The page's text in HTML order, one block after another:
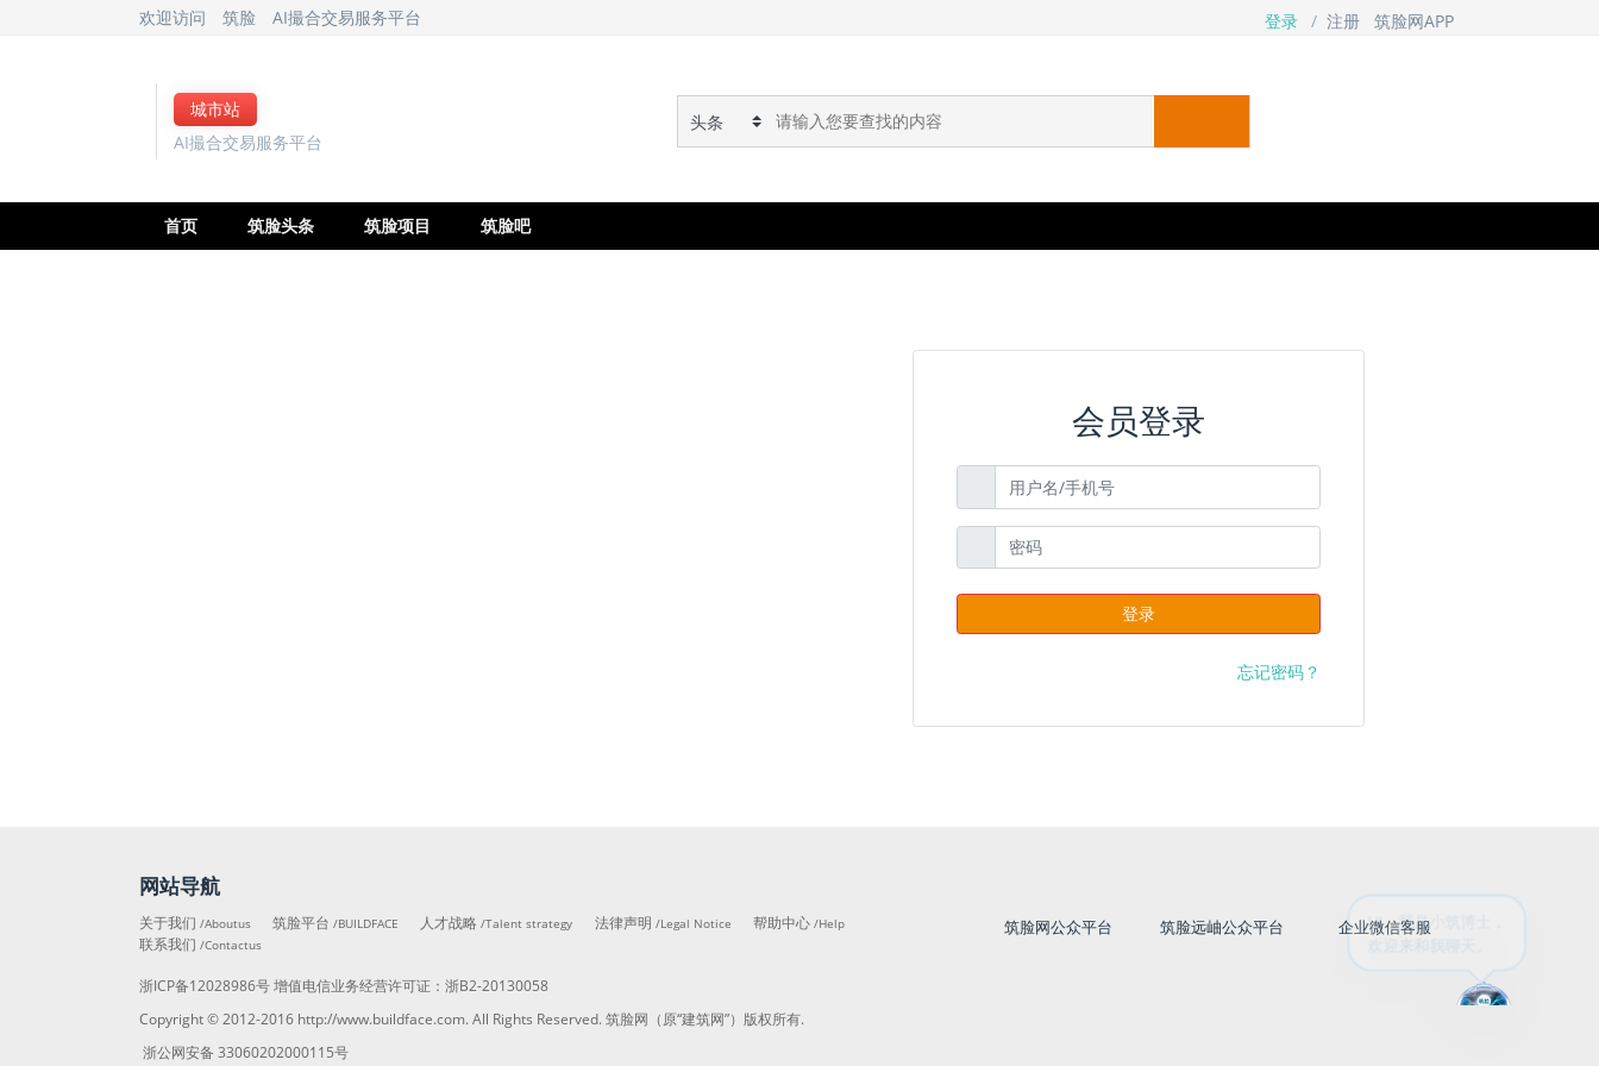
欢迎来和我聊天。
欢迎访问 筑脸 AI撮合交易服务平台 登录 / 注册 筑脸网APP
首页 筑脸头条 筑脸项目 筑脸吧
会员登录
登录
忘记密码？
网站导航
关于我们 /Aboutus 筑脸平台/BUILDFACE 人才战略/Talent strategy 法律声明 /Legal Notice 帮助中心 /Help
联系我们 /Contactus
浙ICP备12028986号增值电信业务经营许可证： 浙B2-20130058
Copyright © 2012-2016 http://www.buildface.com. All Rights Reserved. 筑脸网（原“建筑网”）版权所有.
浙公网安备 33060202000115号
企业微信客服